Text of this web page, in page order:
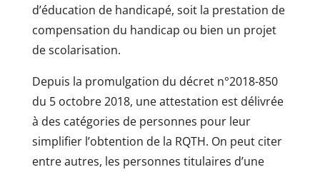
d’éducation de handicapé, soit la prestation de
compensation du handicap ou bien un projet
de scolarisation.
Depuis la promulgation du décret n°2018-850
du 5 octobre 2018, une attestation est délivrée
à des catégories de personnes pour leur
simplifier l’obtention de la RQTH. On peut citer
entre autres, les personnes titulaires d’une